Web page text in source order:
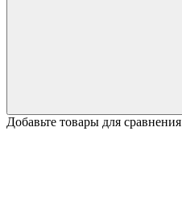
Добавьте товары для сравнения